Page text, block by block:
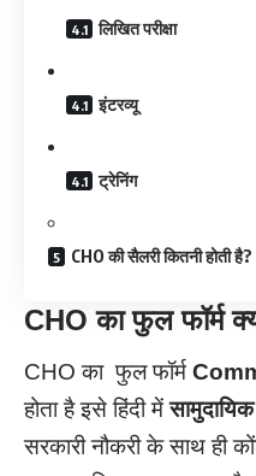
लिखित परीक्षा
इंटरव्यू
ट्रेनिंग
CHO की सैलरी कितनी होती है?
CHO का फुल फॉर्म
CHO का फुल फॉर्म
होता है इसे हिंदी में
सरकारी नौकरी के साथ ही